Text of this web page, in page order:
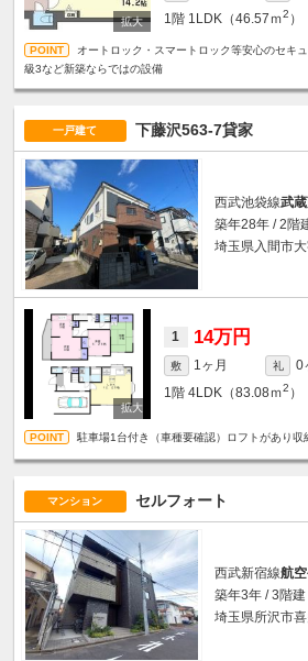
1階 1LDK（46.57ｍ2 ）
オートロック・スマートロック等安心のセキ
級3など新築ならではの設備
一戸建て 下藤沢563-7貸家
西武池袋線武
築年28年 / 2階
埼玉県入間市
1 14万円
敷 1ヶ月 礼
0
1階 4LDK（83.08ｍ2 ）
駐車場1台付き（車種要確認）ロフトがあり収
マンション セルフォート
西武新宿線航
築年3年 / 3階建
埼玉県所沢市